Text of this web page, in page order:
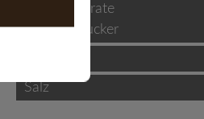
Kohlenhydrate
- davon Zucker
Salz